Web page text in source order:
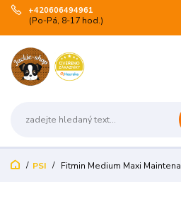
+420606494961
(Po-Pá, 8-17 hod.)
PSI Fitmin Medium Maxi